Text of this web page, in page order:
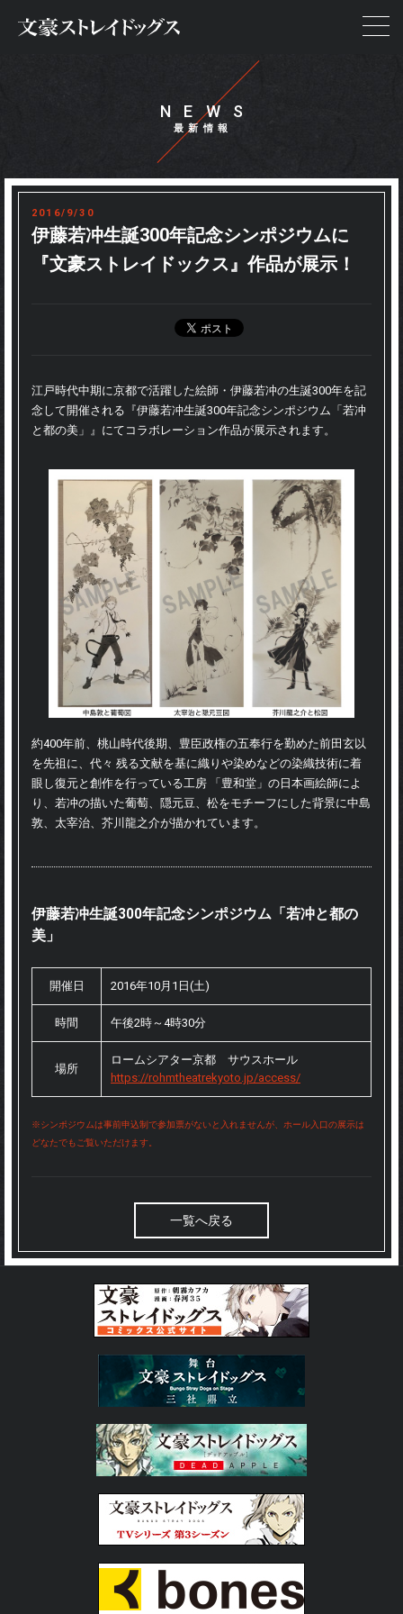
NEWS
STORY
ON AIR
STAFF&CAST
CHARACTER
GOODS
EVENT
NEWS
2016/9/30
伊藤若冲生誕300年記念シンポジウムに
『文豪ストレイドックス』作品が展示！
江戸時代中期に京都で活躍した絵師・伊藤若冲の生誕300年を記
念して開催される『伊藤若冲生誕300年記念シンポジウム「若冲
と都の美」』にてコラボレーション作品が展示されます。
約400年前、桃山時代後期、豊臣政権の五奉行を勤めた前田玄以
を先祖に、代々 残る文献を基に織りや染めなどの染織技術に着
眼し復元と創作を行っている工房 「豊和堂」の日本画絵師によ
り、若冲の描いた葡萄、隠元豆、松をモチーフにした背景に中島
敦、太宰治、芥川龍之介が描かれています。
伊藤若冲生誕300年記念シンポジウム「若冲と都の
美」
開催日 2016年10月1日(土)
時間 午後2時～4時30分
場所
ロームシアター京都 サウスホール
https://rohmtheatrekyoto.jp/access/
※シンポジウムは事前申込制で参加票がないと入れませんが、ホール入口の展示は
どなたでもご覧いただけます。
一覧へ戻る